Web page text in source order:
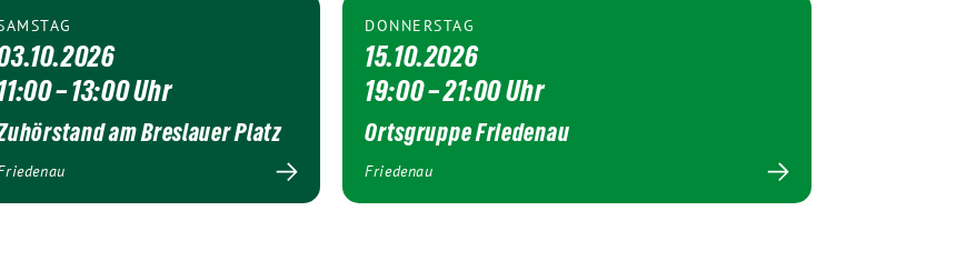
– 13:00 Uhr
am Breslauer Platz
DONNERSTAG
15.10.2026
19:00 – 21:00 Uhr
Ortsgruppe Friedenau
Friedenau